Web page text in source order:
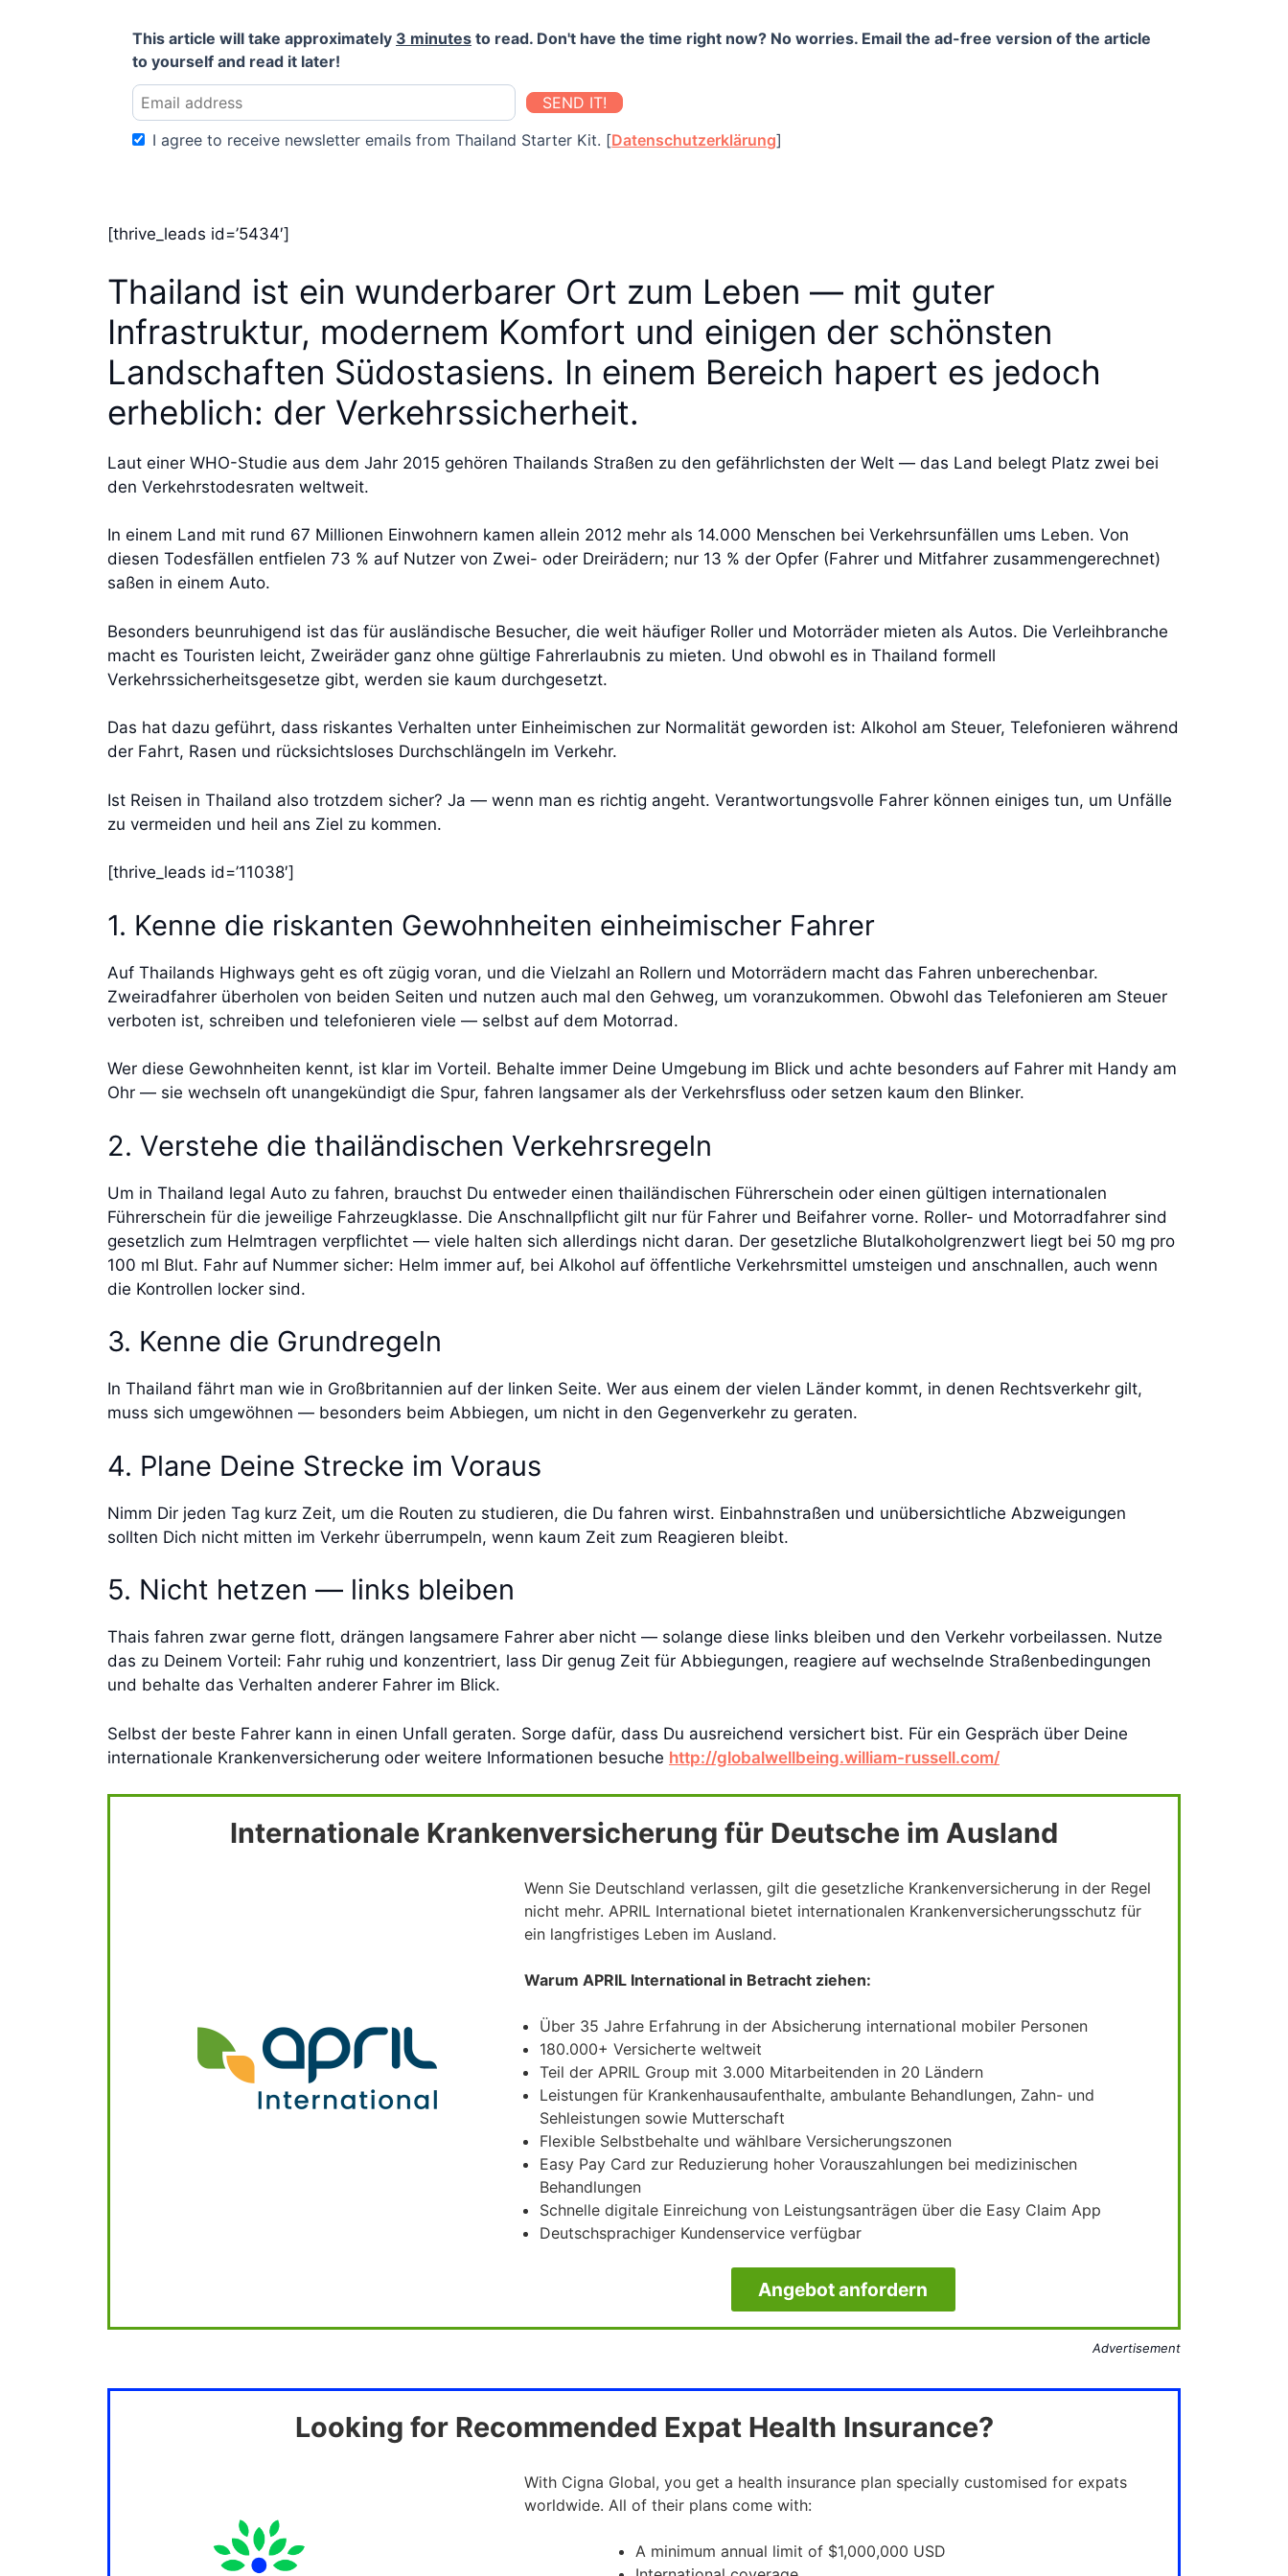
This article will take approximately 3 minutes to read. Don't have the time right now? No worries. Email the ad-free version of the article
to yourself and read it later!
SEND IT!
I agree to receive newsletter emails from Thailand Starter Kit. [Datenschutzerklärung]
[thrive_leads id=’5434′]
Thailand ist ein wunderbarer Ort zum Leben — mit guter
Infrastruktur, modernem Komfort und einigen der schönsten
Landschaften Südostasiens. In einem Bereich hapert es jedoch
erheblich: der Verkehrssicherheit.
Laut einer WHO-Studie aus dem Jahr 2015 gehören Thailands Straßen zu den gefährlichsten der Welt — das Land belegt Platz zwei bei
den Verkehrstodesraten weltweit.
In einem Land mit rund 67 Millionen Einwohnern kamen allein 2012 mehr als 14.000 Menschen bei Verkehrsunfällen ums Leben. Von
diesen Todesfällen entfielen 73 % auf Nutzer von Zwei- oder Dreirädern; nur 13 % der Opfer (Fahrer und Mitfahrer zusammengerechnet)
saßen in einem Auto.
Besonders beunruhigend ist das für ausländische Besucher, die weit häufiger Roller und Motorräder mieten als Autos. Die Verleihbranche
macht es Touristen leicht, Zweiräder ganz ohne gültige Fahrerlaubnis zu mieten. Und obwohl es in Thailand formell
Verkehrssicherheitsgesetze gibt, werden sie kaum durchgesetzt.
Das hat dazu geführt, dass riskantes Verhalten unter Einheimischen zur Normalität geworden ist: Alkohol am Steuer, Telefonieren während
der Fahrt, Rasen und rücksichtsloses Durchschlängeln im Verkehr.
Ist Reisen in Thailand also trotzdem sicher? Ja — wenn man es richtig angeht. Verantwortungsvolle Fahrer können einiges tun, um Unfälle
zu vermeiden und heil ans Ziel zu kommen.
[thrive_leads id=’11038′]
1. Kenne die riskanten Gewohnheiten einheimischer Fahrer
Auf Thailands Highways geht es oft zügig voran, und die Vielzahl an Rollern und Motorrädern macht das Fahren unberechenbar.
Zweiradfahrer überholen von beiden Seiten und nutzen auch mal den Gehweg, um voranzukommen. Obwohl das Telefonieren am Steuer
verboten ist, schreiben und telefonieren viele — selbst auf dem Motorrad.
Wer diese Gewohnheiten kennt, ist klar im Vorteil. Behalte immer Deine Umgebung im Blick und achte besonders auf Fahrer mit Handy am
Ohr — sie wechseln oft unangekündigt die Spur, fahren langsamer als der Verkehrsfluss oder setzen kaum den Blinker.
2. Verstehe die thailändischen Verkehrsregeln
Um in Thailand legal Auto zu fahren, brauchst Du entweder einen thailändischen Führerschein oder einen gültigen internationalen
Führerschein für die jeweilige Fahrzeugklasse. Die Anschnallpflicht gilt nur für Fahrer und Beifahrer vorne. Roller- und Motorradfahrer sind
gesetzlich zum Helmtragen verpflichtet — viele halten sich allerdings nicht daran. Der gesetzliche Blutalkoholgrenzwert liegt bei 50 mg pro
100 ml Blut. Fahr auf Nummer sicher: Helm immer auf, bei Alkohol auf öffentliche Verkehrsmittel umsteigen und anschnallen, auch wenn
die Kontrollen locker sind.
3. Kenne die Grundregeln
In Thailand fährt man wie in Großbritannien auf der linken Seite. Wer aus einem der vielen Länder kommt, in denen Rechtsverkehr gilt,
muss sich umgewöhnen — besonders beim Abbiegen, um nicht in den Gegenverkehr zu geraten.
4. Plane Deine Strecke im Voraus
Nimm Dir jeden Tag kurz Zeit, um die Routen zu studieren, die Du fahren wirst. Einbahnstraßen und unübersichtliche Abzweigungen
sollten Dich nicht mitten im Verkehr überrumpeln, wenn kaum Zeit zum Reagieren bleibt.
5. Nicht hetzen — links bleiben
Thais fahren zwar gerne flott, drängen langsamere Fahrer aber nicht — solange diese links bleiben und den Verkehr vorbeilassen. Nutze
das zu Deinem Vorteil: Fahr ruhig und konzentriert, lass Dir genug Zeit für Abbiegungen, reagiere auf wechselnde Straßenbedingungen
und behalte das Verhalten anderer Fahrer im Blick.
Selbst der beste Fahrer kann in einen Unfall geraten. Sorge dafür, dass Du ausreichend versichert bist. Für ein Gespräch über Deine
internationale Krankenversicherung oder weitere Informationen besuche http://globalwellbeing.william-russell.com/
Internationale Krankenversicherung für Deutsche im Ausland
Wenn Sie Deutschland verlassen, gilt die gesetzliche Krankenversicherung in der Regel
nicht mehr. APRIL International bietet internationalen Krankenversicherungsschutz für
ein langfristiges Leben im Ausland.
Warum APRIL International in Betracht ziehen:
Über 35 Jahre Erfahrung in der Absicherung international mobiler Personen
180.000+ Versicherte weltweit
Teil der APRIL Group mit 3.000 Mitarbeitenden in 20 Ländern
Leistungen für Krankenhausaufenthalte, ambulante Behandlungen, Zahn- und
Sehleistungen sowie Mutterschaft
Flexible Selbstbehalte und wählbare Versicherungszonen
Easy Pay Card zur Reduzierung hoher Vorauszahlungen bei medizinischen
Behandlungen
Schnelle digitale Einreichung von Leistungsanträgen über die Easy Claim App
Deutschsprachiger Kundenservice verfügbar
Angebot anfordern
Advertisement
Looking for Recommended Expat Health Insurance?
With Cigna Global, you get a health insurance plan specially customised for expats
worldwide. All of their plans come with:
A minimum annual limit of $1,000,000 USD